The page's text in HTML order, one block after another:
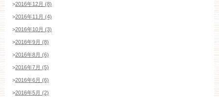
>2016年12月 (8)
>2016年11月 (4)
>2016年10月 (3)
>2016年9月 (8)
>2016年8月 (6)
>2016年7月 (5)
>2016年6月 (6)
>2016年5月 (2)